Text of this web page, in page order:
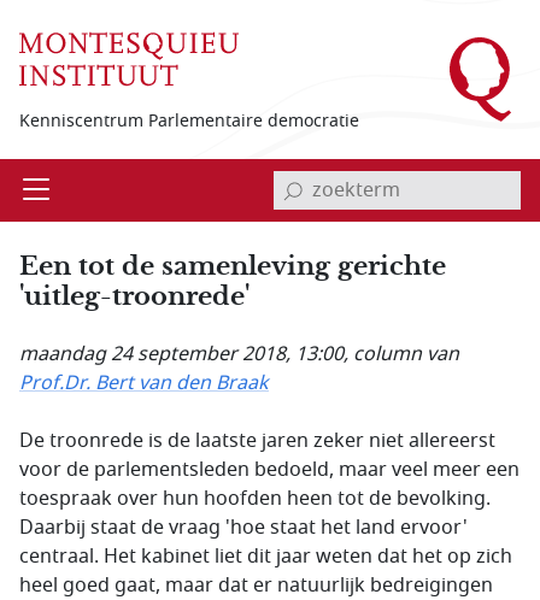
Kenniscentrum Parlementaire democratie
Open invoerveld zoekterm
Een tot de samenleving gerichte
'uitleg-troonrede'
maandag 24 september 2018, 13:00, column van
Prof.Dr. Bert van den Braak
De troonrede is de laatste jaren zeker niet allereerst
voor de parlementsleden bedoeld, maar veel meer een
toespraak over hun hoofden heen tot de bevolking.
Daarbij staat de vraag 'hoe staat het land ervoor'
centraal. Het kabinet liet dit jaar weten dat het op zich
heel goed gaat, maar dat er natuurlijk bedreigingen